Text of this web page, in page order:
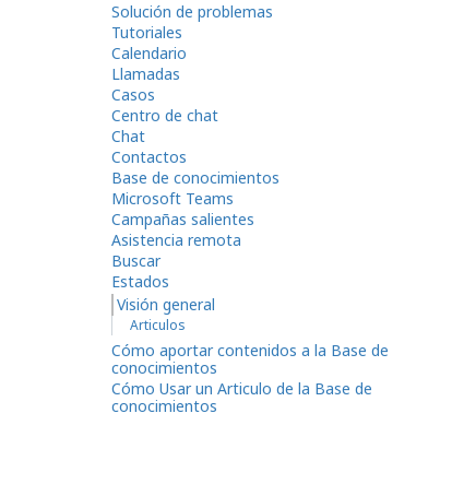
Solución de problemas
Tutoriales
Calendario
Llamadas
Casos
Centro de chat
Chat
Contactos
Base de conocimientos
Microsoft Teams
Campañas salientes
Asistencia remota
Buscar
Estados
Visión general
Articulos
Cómo aportar contenidos a la Base de
conocimientos
Cómo Usar un Articulo de la Base de
conocimientos